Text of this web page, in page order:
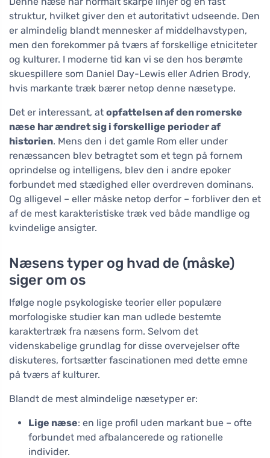
struktur, hvilket giver den et autoritativt udseende. Den
er almindelig blandt mennesker af middelhavstypen,
men den forekommer på tværs af forskellige etniciteter
og kulturer. I moderne tid kan vi se den hos berømte
skuespillere som Daniel Day-Lewis eller Adrien Brody,
hvis markante træk bærer netop denne næsetype.
Det er interessant, at opfattelsen af den romerske
næse har ændret sig i forskellige perioder af
historien. Mens den i det gamle Rom eller under
renæssancen blev betragtet som et tegn på fornem
oprindelse og intelligens, blev den i andre epoker
forbundet med stædighed eller overdreven dominans.
Og alligevel – eller måske netop derfor – forbliver den et
af de mest karakteristiske træk ved både mandlige og
kvindelige ansigter.
Næsens typer og hvad de (måske)
siger om os
Ifølge nogle psykologiske teorier eller populære
morfologiske studier kan man udlede bestemte
karaktertræk fra næsens form. Selvom det
videnskabelige grundlag for disse overvejelser ofte
diskuteres, fortsætter fascinationen med dette emne
på tværs af kulturer.
Blandt de mest almindelige næsetyper er:
Lige næse: en lige profil uden markant bue – ofte
forbundet med afbalancerede og rationelle
individer.